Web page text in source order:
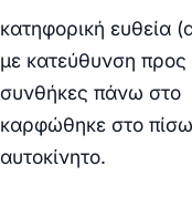
κατηφορική ευθεία
με κατεύθυνση προς
συνθήκες πάνω στο
καρφώθηκε στο
αυτοκίνητο.